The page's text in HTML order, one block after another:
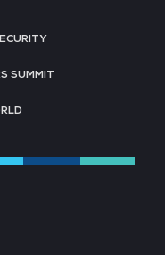
SUMMIT